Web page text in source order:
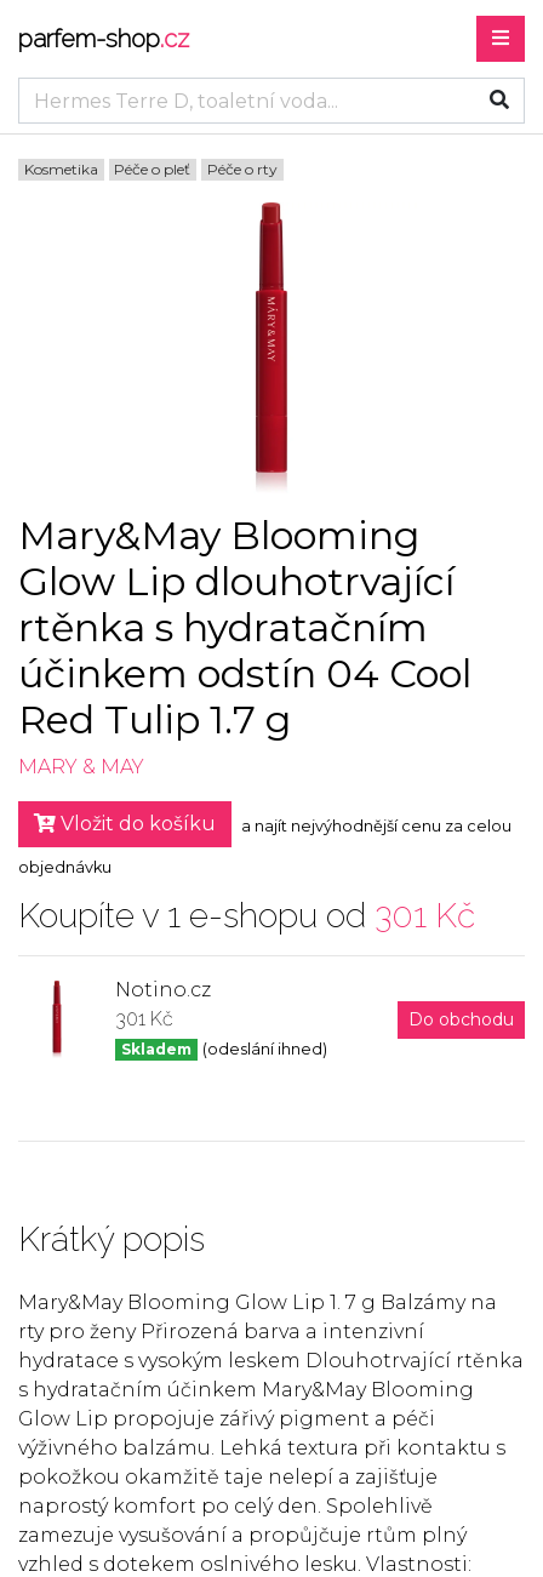
parfem-shop.cz
Kosmetika Péče o pleť Péče o rty
Mary&May Blooming
Glow Lip dlouhotrvající
rtěnka s hydratačním
účinkem odstín 04 Cool
Red Tulip 1.7 g
MARY & MAY
Vložit do košíku a najít nejvýhodnější cenu za celou
objednávku
Koupíte v 1 e-shopu od 301 Kč
Notino.cz
301 Kč
Skladem (odeslání ihned)
Do obchodu
Krátký popis
Mary&May Blooming Glow Lip 1. 7 g Balzámy na
rty pro ženy Přirozená barva a intenzivní
hydratace s vysokým leskem Dlouhotrvající rtěnka
s hydratačním účinkem Mary&May Blooming
Glow Lip propojuje zářivý pigment a péči
výživného balzámu. Lehká textura při kontaktu s
pokožkou okamžitě taje nelepí a zajišťuje
naprostý komfort po celý den. Spolehlivě
zamezuje vysušování a propůjčuje rtům plný
vzhled s dotekem oslnivého lesku. Vlastnosti: